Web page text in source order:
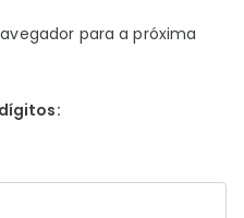
para a próxima